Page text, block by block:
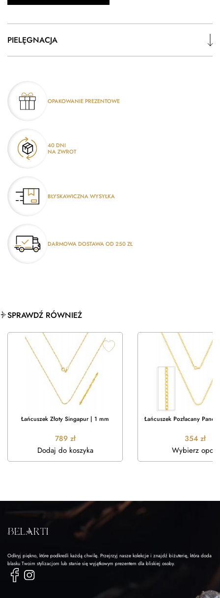
PIELĘGNACJA
OPAKOWANIE PREZENTOWE
40 DNI
NA ZWROT
BŁYSKAWICZNA WYSYŁKA
DARMOWA DOSTAWA OD 250 ZŁ
SPRAWDŹ RÓWNIEŻ
Łańcuszek Złoty Singapur | 1 mm
789 zł
Dodaj do koszyka
Łańcuszek Pozłacany
354 zł
Wybierz opcje
Odkryj piękno, które podkreśli każdą chwilę. Przejrzyj nasze kolekcje i znajdź biżuterię, która doda
blasku Twoim stylizacjom lub stanie się wyjątkowym prezentem dla bliskiej osoby.